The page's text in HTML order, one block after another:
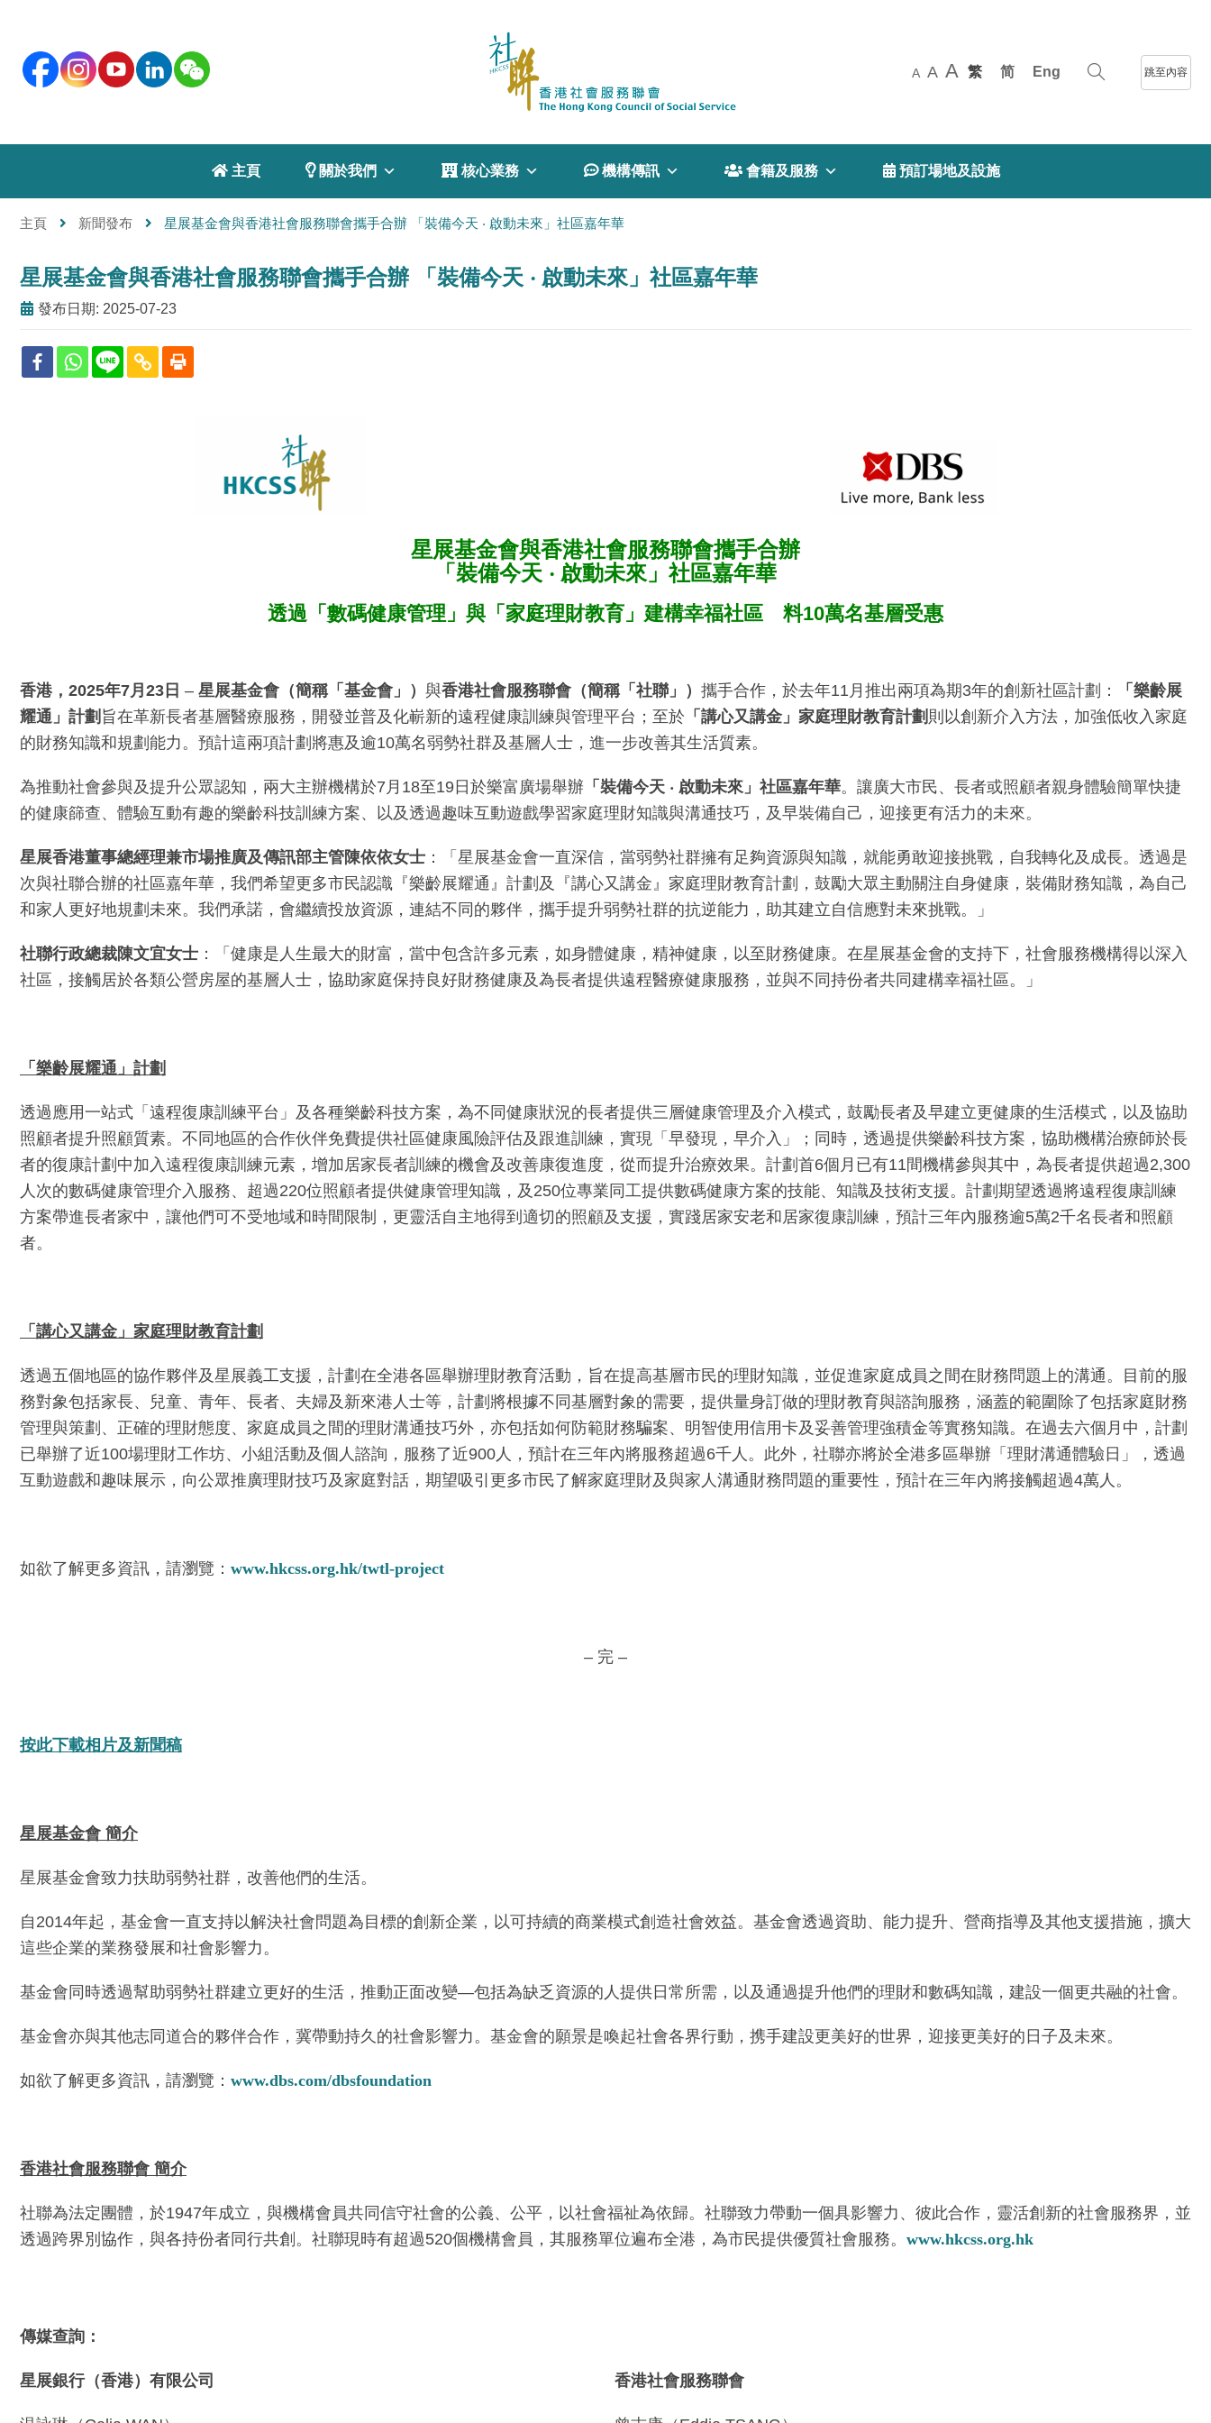
A A A 繁 简 Eng 跳至內容
 主頁  關於我們  核心業務  機構傳訊  會籍及服務  預訂場地及設施
主頁 新聞發布 星展基金會與香港社會服務聯會攜手合辦 「裝備今天 ‧ 啟動未來」社區嘉年華
星展基金會與香港社會服務聯會攜手合辦 「裝備今天 ‧ 啟動未來」社區嘉年華
發布日期: 2025-07-23
星展基金會與香港社會服務聯會攜手合辦
「裝備今天 ‧ 啟動未來」社區嘉年華
透過「數碼健康管理」與「家庭理財教育」建構幸福社區 料10萬名基層受惠
香港， 2025年7月 23 日 – 星展基金會（簡稱「基金會」） 與香港社會服務聯會（簡稱「社聯」） 攜手合作，於去年11月推出兩項為期3年的創新社區計劃：
「樂齡展
耀通」計劃 旨在革新長者基層醫療服務，開發並普及化嶄新的遠程健康訓練與管理平台；至於 「講心又講金」家庭理財教育計劃 則以創新介入方法，加強低收入家庭
的財務知識和規劃能力。預計這兩項計劃將惠及逾10萬名弱勢社群及基層人士，進一步改善其生活質素。
為推動社會參與及提升公眾認知，兩大主辦機構於7月18至19日於樂富廣場舉辦 「裝備今天 ‧ 啟動未來」社區嘉年華。讓廣大市民、長者或照顧者親身體驗簡單快捷
的健康篩查、體驗互動有趣的樂齡科技訓練方案、以及透過趣味互動遊戲學習家庭理財知識與溝通技巧，及早裝備自己，迎接更有活力的未來。
星展香港董事總經理兼市場推廣及傳訊部主管陳依依女士 ：「星展基金會一直深信，當弱勢社群擁有足夠資源與知識，就能勇敢迎接挑戰，自我轉化及成長。透過是
次與社聯合辦的社區嘉年華，我們希望更多市民認識『樂齡展耀通』計劃及『講心又講金』家庭理財教育計劃，鼓勵大眾主動關注自身健康，裝備財務知識，為自己
和家人更好地規劃未來。我們承諾，會繼續投放資源，連結不同的夥伴，攜手提升弱勢社群的抗逆能力，助其建立自信應對未來挑戰。」
社聯行政總裁陳文宜女士 ：「健康是人生最大的財富，當中包含許多元素，如身體健康，精神健康，以至財務健康。在星展基金會的支持下，社會服務機構得以深入
社區，接觸居於各類公營房屋的基層人士，協助家庭保持良好財務健康及為長者提供遠程醫療健康服務，並與不同持份者共同建構幸福社區。」
「樂齡展耀通」計劃
透過應用一站式「遠程復康訓練平台」及各種樂齡科技方案，為不同健康狀況的長者提供三層健康管理及介入模式，鼓勵長者及早建立更健康的生活模式，以及協助
照顧者提升照顧質素。不同地區的合作伙伴免費提供社區健康風險評估及跟進訓練，實現「早發現，早介入」；同時，透過提供樂齡科技方案，協助機構治療師於長
者的復康計劃中加入遠程復康訓練元素，增加居家長者訓練的機會及改善康復進度，從而提升治療效果。計劃首6個月已有11間機構參與其中，為長者提供超過2,300
人次的數碼健康管理介入服務、超過220位照顧者提供健康管理知識，及250位專業同工提供數碼健康方案的技能、知識及技術支援。計劃期望透過將遠程復康訓練
方案帶進長者家中，讓他們可不受地域和時間限制，更靈活自主地得到適切的照顧及支援，實踐居家安老和居家復康訓練，預計三年內服務逾5萬2千名長者和照顧
者。
「講心又講金」家庭理財教育計劃
透過五個地區的協作夥伴及星展義工支援，計劃在全港各區舉辦理財教育活動，旨在提高基層市民的理財知識，並促進家庭成員之間在財務問題上的溝通。目前的服
務對象包括家長、兒童、青年、長者、夫婦及新來港人士等，計劃將根據不同基層對象的需要，提供量身訂做的理財教育與諮詢服務，涵蓋的範圍除了包括家庭財務
管理與策劃、正確的理財態度、家庭成員之間的理財溝通技巧外，亦包括如何防範財務騙案、明智使用信用卡及妥善管理強積金等實務知識。在過去六個月中，計劃
已舉辦了近100場理財工作坊、小組活動及個人諮詢，服務了近900人，預計在三年內將服務超過6千人。此外，社聯亦將於全港多區舉辦「理財溝通體驗日」，透過
互動遊戲和趣味展示，向公眾推廣理財技巧及家庭對話，期望吸引更多市民了解家庭理財及與家人溝通財務問題的重要性，預計在三年內將接觸超過4萬人。
如欲了解更多資訊，請瀏覽： www.hkcss.org.hk/twtl-project
– 完 –
按此下載相片及新聞稿
星展基金會 簡介
星展基金會致力扶助弱勢社群，改善他們的生活。
自2014年起，基金會一直支持以解決社會問題為目標的創新企業，以可持續的商業模式創造社會效益。基金會透過資助、能力提升、營商指導及其他支援措施，擴大
這些企業的業務發展和社會影響力。
基金會同時透過幫助弱勢社群建立更好的生活，推動正面改變—包括為缺乏資源的人提供日常所需，以及通過提升他們的理財和數碼知識，建設一個更共融的社會。
基金會亦與其他志同道合的夥伴合作，冀帶動持久的社會影響力。基金會的願景是喚起社會各界行動，携手建設更美好的世界，迎接更美好的日子及未來。
如欲了解更多資訊，請瀏覽： www.dbs.com/dbsfoundation
香港社會服務聯會 簡介
社聯為法定團體，於1947年成立，與機構會員共同信守社會的公義、公平，以社會福祉為依歸。社聯致力帶動一個具影響力、彼此合作，靈活創新的社會服務界，並
透過跨界別協作，與各持份者同行共創。社聯現時有超過520個機構會員，其服務單位遍布全港，為市民提供優質社會服務。 www.hkcss.org.hk
傳媒查詢：
星展銀行（香港）有限公司 香港社會服務聯會